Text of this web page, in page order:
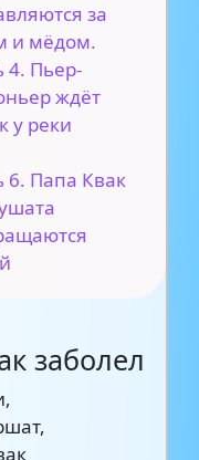
за
и мёдом.
4. Пьер-
ждёт
у реки
6. Папа Квак
заболел